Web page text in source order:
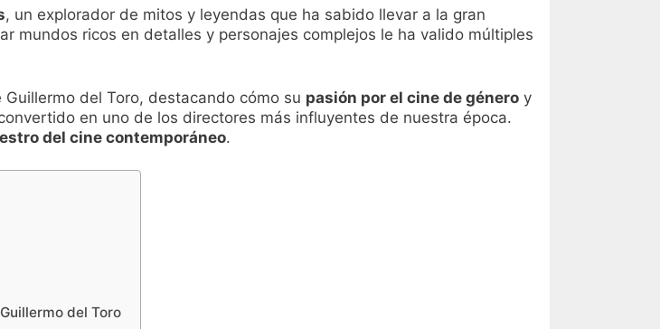
, un explorador de mitos y leyendas que ha sabido llevar a la gran
mundos ricos en detalles y personajes complejos le ha valido múltiples
del Toro, destacando cómo su pasión por el cine de género y
en uno de los directores más influyentes de nuestra época.
del cine contemporáneo.
del Toro